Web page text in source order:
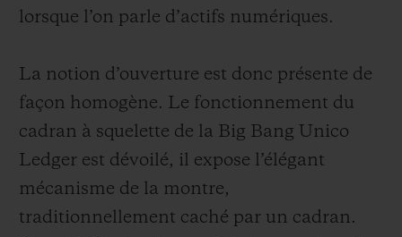
lorsque l’on parle d’actifs numériques.
La notion d’ouverture est donc présente de
façon homogène. Le fonctionnement du
cadran à squelette de la Big Bang Unico
Ledger est dévoilé, il expose l’élégant
mécanisme de la montre,
traditionnellement caché par un cadran.